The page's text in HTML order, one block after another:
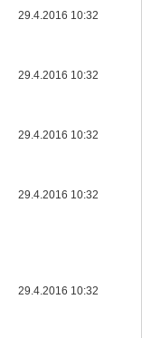
29.4.2016 10:32
29.4.2016 10:32
29.4.2016 10:32
29.4.2016 10:32
29.4.2016 10:32